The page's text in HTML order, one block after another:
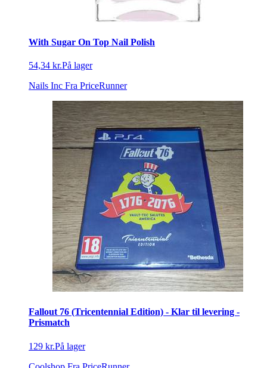
With Sugar On Top Nail Polish
54,34 kr.På lager
Nails Inc Fra PriceRunner
Fallout 76 (Tricentennial Edition) - Klar til levering -
Prismatch
129 kr.På lager